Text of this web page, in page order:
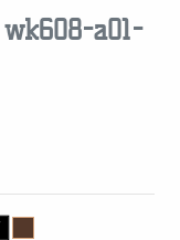
wk608-a01-